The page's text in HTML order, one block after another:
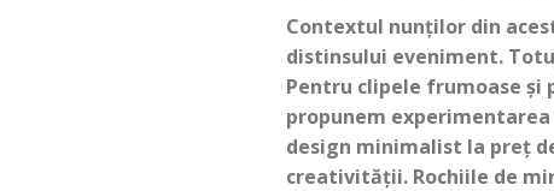
Contextul nunților din
distinsului eveniment.
Pentru clipele frumoase
propunem
design minimalist la preț
creativității. Rochiile de